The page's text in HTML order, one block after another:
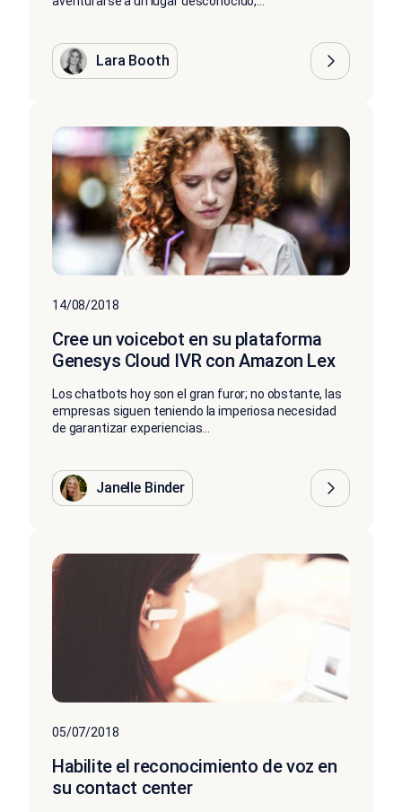
Lara Booth
14/08/2018
Cree un voicebot en su plataforma
Genesys Cloud IVR con Amazon Lex
Los chatbots hoy son el gran furor; no obstante, las
empresas siguen teniendo la imperiosa necesidad
de garantizar experiencias...
Janelle Binder
05/07/2018
Habilite el reconocimiento de voz en
su contact center